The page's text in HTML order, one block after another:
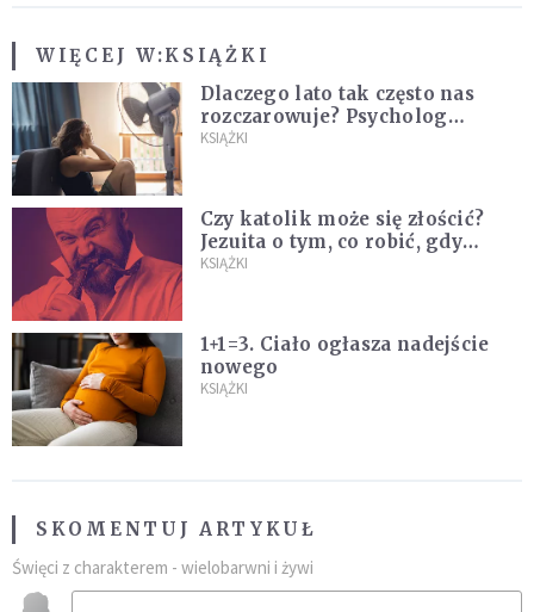
WIĘCEJ W:KSIĄŻKI
Dlaczego lato tak często nas
rozczarowuje? Psycholog
wyjaśnia, skąd bierze się presja
KSIĄŻKI
Czy katolik może się złościć?
Jezuita o tym, co robić, gdy
puszczają nam nerwy
KSIĄŻKI
1+1=3. Ciało ogłasza nadejście
nowego
KSIĄŻKI
SKOMENTUJ ARTYKUŁ
Święci z charakterem - wielobarwni i żywi